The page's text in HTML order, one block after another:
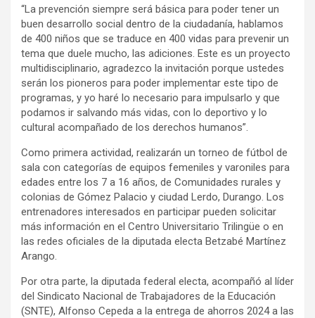
“La prevención siempre será básica para poder tener un
buen desarrollo social dentro de la ciudadanía, hablamos
de 400 niños que se traduce en 400 vidas para prevenir un
tema que duele mucho, las adiciones. Este es un proyecto
multidisciplinario, agradezco la invitación porque ustedes
serán los pioneros para poder implementar este tipo de
programas, y yo haré lo necesario para impulsarlo y que
podamos ir salvando más vidas, con lo deportivo y lo
cultural acompañado de los derechos humanos”.
Como primera actividad, realizarán un torneo de fútbol de
sala con categorías de equipos femeniles y varoniles para
edades entre los 7 a 16 años, de Comunidades rurales y
colonias de Gómez Palacio y ciudad Lerdo, Durango. Los
entrenadores interesados en participar pueden solicitar
más información en el Centro Universitario Trilingüe o en
las redes oficiales de la diputada electa Betzabé Martínez
Arango.
Por otra parte, la diputada federal electa, acompañó al líder
del Sindicato Nacional de Trabajadores de la Educación
(SNTE), Alfonso Cepeda a la entrega de ahorros 2024 a las